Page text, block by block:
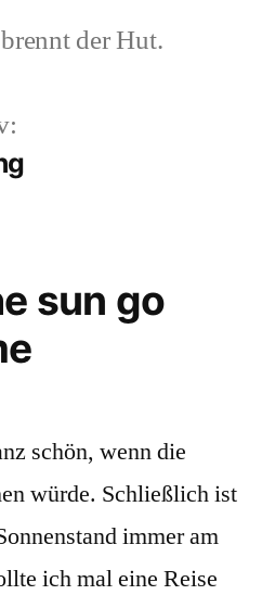
der Hut.
sun go
schön, wenn die
würde. Schließlich ist
immer am
ich mal eine Reise